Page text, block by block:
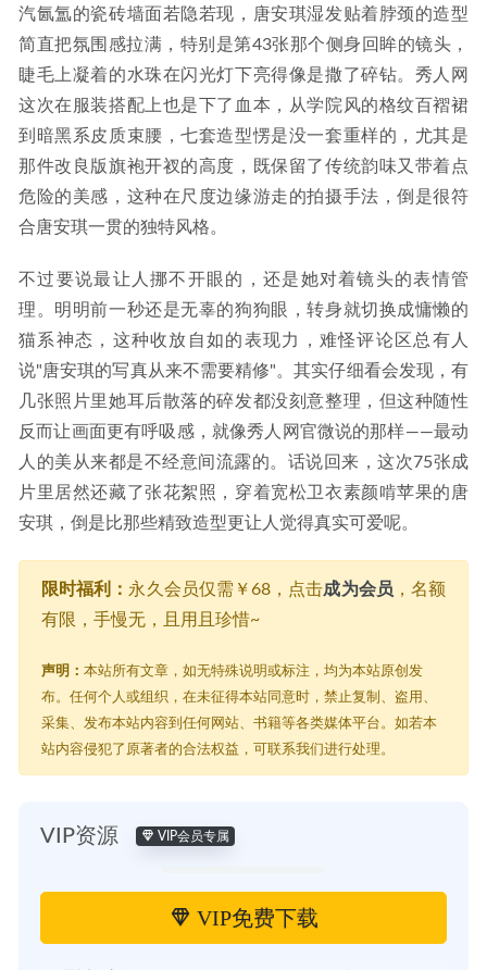
汽氤氲的瓷砖墙面若隐若现，唐安琪湿发贴着脖颈的造型
简直把氛围感拉满，特别是第43张那个侧身回眸的镜头，
睫毛上凝着的水珠在闪光灯下亮得像是撒了碎钻。秀人网
这次在服装搭配上也是下了血本，从学院风的格纹百褶裙
到暗黑系皮质束腰，七套造型愣是没一套重样的，尤其是
那件改良版旗袍开衩的高度，既保留了传统韵味又带着点
危险的美感，这种在尺度边缘游走的拍摄手法，倒是很符
合唐安琪一贯的独特风格。
不过要说最让人挪不开眼的，还是她对着镜头的表情管
理。明明前一秒还是无辜的狗狗眼，转身就切换成慵懒的
猫系神态，这种收放自如的表现力，难怪评论区总有人
说"唐安琪的写真从来不需要精修"。其实仔细看会发现，有
几张照片里她耳后散落的碎发都没刻意整理，但这种随性
反而让画面更有呼吸感，就像秀人网官微说的那样——最动
人的美从来都是不经意间流露的。话说回来，这次75张成
片里居然还藏了张花絮照，穿着宽松卫衣素颜啃苹果的唐
安琪，倒是比那些精致造型更让人觉得真实可爱呢。
限时福利： 永久会员仅需￥68，点击成为会员 ，名额
有限，手慢无，且用且珍惜~
声明： 本站所有文章，如无特殊说明或标注，均为本站原创发
布。任何个人或组织，在未征得本站同意时，禁止复制、盗用、
采集、发布本站内容到任何网站、书籍等各类媒体平台。如若本
站内容侵犯了原著者的合法权益，可联系我们进行处理。
VIP资源 VIP会员专属
VIP免费下载